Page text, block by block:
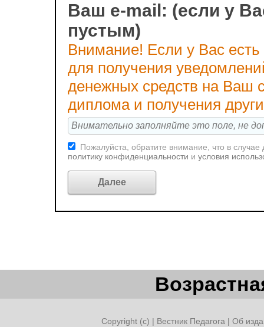
Ваш e-mail: (если у
пустым)
Внимание! Если у Вас
для получения
денежных средств на Ваш
диплома и получения
Пожалуйста, обратите внимание, что в
политику конфиденциальности и условия
Copyright (c) | Вестник Педагога | Об